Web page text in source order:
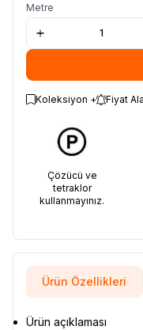
Metre
Koleksiyon + Fiyat
Çözücü ve
tetraklor
kullanmayınız.
Ürün Özellikleri
Ürün açıklaması